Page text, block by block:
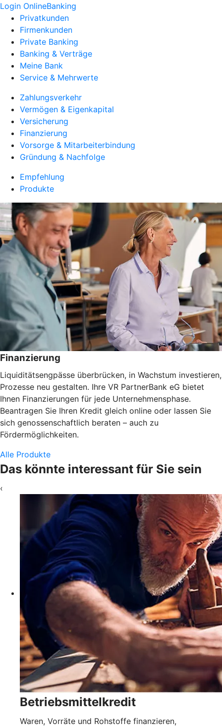
Login OnlineBanking
Privatkunden
Firmenkunden
Private Banking
Banking & Verträge
Meine Bank
Service & Mehrwerte
Zahlungsverkehr
Vermögen & Eigenkapital
Versicherung
Finanzierung
Vorsorge & Mitarbeiterbindung
Gründung & Nachfolge
Empfehlung
Produkte
Finanzierung
Liquiditätsengpässe überbrücken, in Wachstum investieren,
Prozesse neu gestalten. Ihre VR PartnerBank eG bietet
Ihnen Finanzierungen für jede Unternehmensphase.
Beantragen Sie Ihren Kredit gleich online oder lassen Sie
sich genossenschaftlich beraten – auch zu
Fördermöglichkeiten.
Alle Produkte
Das könnte interessant für Sie sein
‹
Betriebsmittelkredit
Waren, Vorräte und Rohstoffe finanzieren,